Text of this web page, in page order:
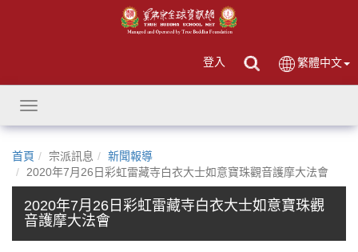
登入 繁體中文
Toggle
navigation
首頁 宗派訊息
新聞報導
2020年7月26日彩虹雷藏寺白衣大士如意寶珠觀音護摩大法會
2020年7月26日彩虹雷藏寺白衣大士如意寶珠觀
音護摩大法會